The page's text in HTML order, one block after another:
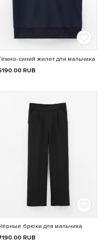
синий жилет для мальчика
RUB
брюки для мальчика
RUB